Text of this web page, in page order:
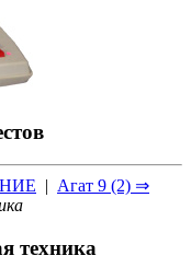
| Агат 9 (2) ⇒
техника